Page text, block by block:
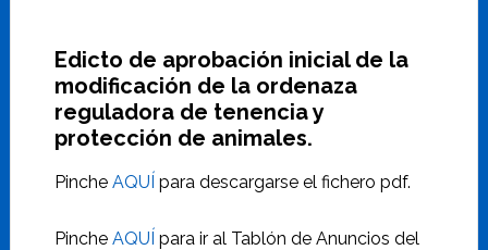
Edicto de aprobación inicial de la
modificación de la ordenaza
reguladora de tenencia y
protección de animales.
Pinche AQUÍ para descargarse el fichero pdf.
Pinche AQUÍ para ir al Tablón de Anuncios del